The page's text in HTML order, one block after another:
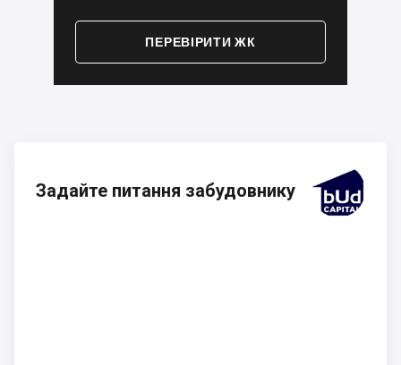
ПЕРЕВІРИТИ ЖК
Задайте питання забудовнику